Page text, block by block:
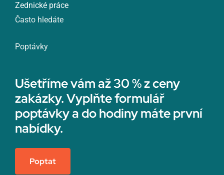
Zednické práce
Často hledáte
Poptávky
Ušetříme vám až 30 % z ceny
zakázky. Vyplňte formulář
poptávky a do hodiny máte první
nabídky.
Poptat